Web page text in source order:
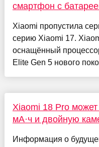
смартфон с
Xiaomi пропустила
серию Xiaomi 17.
оснащённый
Elite Gen 5 нового
Xiaomi 18 Pro
мА·ч и двойную
Информация о